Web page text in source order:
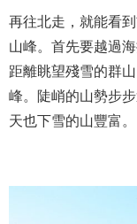
再往北走，就能看
山峰。首先要越過
距離眺望殘雪的群
峰。陡峭的山勢步
天也下雪的山豐富。